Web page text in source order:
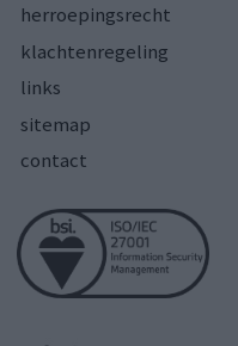
herroepingsrecht
klachtenregeling
links
sitemap
contact